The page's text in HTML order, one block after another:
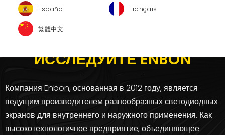
Español Français
繁體中文
ИССЛЕДУЙТЕ ENBON
Компания Enbon, основанная в 2012 году, является
ведущим производителем разнообразных светодиодных
экранов для внутреннего и наружного применения. Как
высокотехнологичное предприятие, объединяющее